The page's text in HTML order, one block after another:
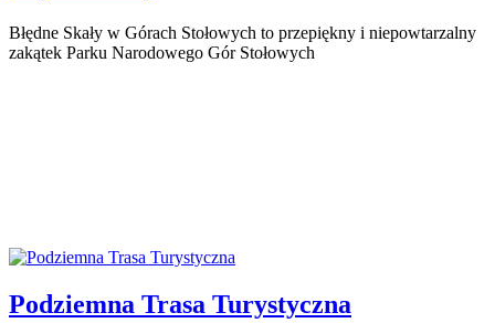
Błędne Skały w Górach Stołowych to przepiękny i niepowtarzalny
zakątek Parku Narodowego Gór Stołowych
Podziemna Trasa Turystyczna